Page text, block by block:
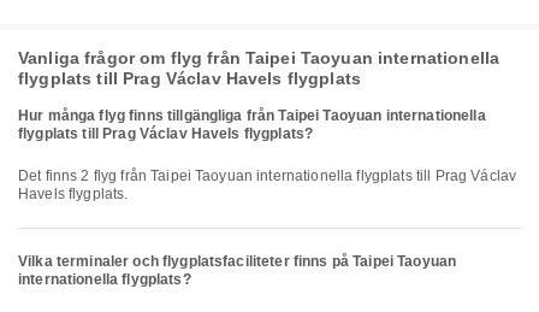
Vanliga frågor om flyg från Taipei Taoyuan internationella
flygplats till Prag Václav Havels flygplats
Hur många flyg finns tillgängliga från Taipei Taoyuan internationella
flygplats till Prag Václav Havels flygplats?
Det finns 2 flyg från Taipei Taoyuan internationella flygplats till Prag Václav
Havels flygplats.
Vilka terminaler och flygplatsfaciliteter finns på Taipei Taoyuan
internationella flygplats?